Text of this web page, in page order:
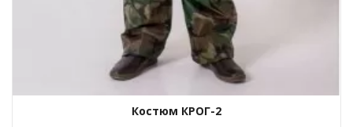
Костюм КРОГ-2